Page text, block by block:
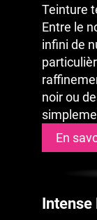
Teinture
Entre le
infini de
noir ou
En
Intense